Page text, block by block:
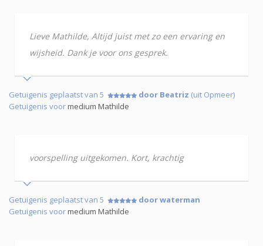
Lieve Mathilde, Altijd juist met zo een ervaring en
wijsheid. Dank je voor ons gesprek.
Getuigenis geplaatst van 5 door Beatriz (uit Opmeer)
Getuigenis voormedium Mathilde
voorspelling uitgekomen. Kort, krachtig
Getuigenis geplaatst van 5
door waterman
Getuigenis voormedium Mathilde